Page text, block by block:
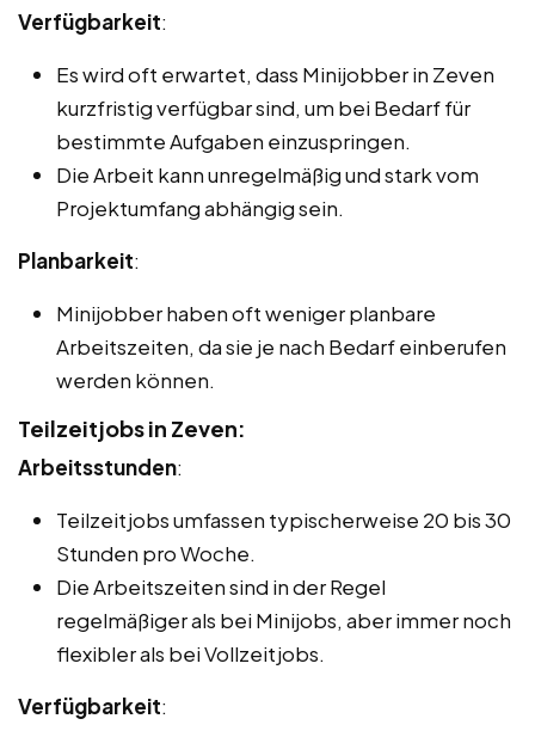
Verfügbarkeit:
Es wird oft erwartet, dass Minijobber in Zeven
kurzfristig verfügbar sind, um bei Bedarf für
bestimmte Aufgaben einzuspringen.
Die Arbeit kann unregelmäßig und stark vom
Projektumfang abhängig sein.
Planbarkeit:
Minijobber haben oft weniger planbare
Arbeitszeiten, da sie je nach Bedarf einberufen
werden können.
Teilzeitjobs in Zeven:
Arbeitsstunden:
Teilzeitjobs umfassen typischerweise 20 bis 30
Stunden pro Woche.
Die Arbeitszeiten sind in der Regel
regelmäßiger als bei Minijobs, aber immer noch
flexibler als bei Vollzeitjobs.
Verfügbarkeit: